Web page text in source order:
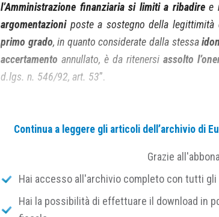
l’Amministrazione finanziaria si limiti a ribadiree
argomentazioniposte a sostegno della legittimità
primo grado, in quanto considerate dalla stessa
accertamento annullato, è da ritenersi assolto
d.lgs. n. 546/92, art. 53”.
dichiarazione diinammissibilità
La questione, in particolare, è se l’atto
Continua a leggere gli articoli dell’archivio di
Grazie
Hai accesso all'archivio completo con tutti
Hai la possibilità di effettuare il download in